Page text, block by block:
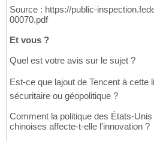
Source : https://public-
00070.pdf
Et vous ?
Quel est votre avis sur le sujet ?
Est-ce que lajout de Tencent à
sécuritaire ou géopolitique ?
Comment la politique des États-
chinoises affecte-t-elle l'innovation ?